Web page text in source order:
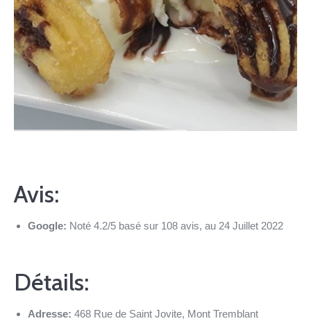
Avis:
Google: Noté 4.2/5 basé sur 108 avis, au 24 Juillet 2022
Détails:
Adresse: 468 Rue de Saint Jovite, Mont Tremblant